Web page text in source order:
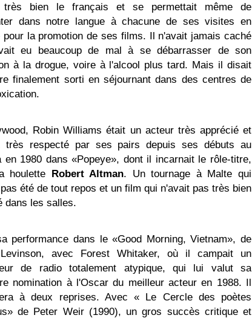
très bien le français et se permettait même de
dans notre langue à chacune de ses visites en
pour la promotion de ses films. Il n'avait jamais caché
eu beaucoup de mal à se débarrasser de son
à la drogue, voire à l'alcool plus tard. Mais il disait
finalement sorti en séjournant dans des centres de
Robin Williams était un acteur très apprécié et
très respecté par ses pairs depuis ses débuts au
en 1980 dans «Popeye», dont il incarnait le rôle-titre,
houlette Robert Altman. Un tournage à Malte qui
été de tout repos et un film qui n'avait pas très bien
dans les salles.
performance dans le «Good Morning, Vietnam», de
avec Forest Whitaker, où il campait un
de radio totalement atypique, qui lui valut sa
nomination à l'Oscar du meilleur acteur en 1988. Il
à deux reprises. Avec « Le Cercle des poètes
de Peter Weir (1990), un gros succès critique et